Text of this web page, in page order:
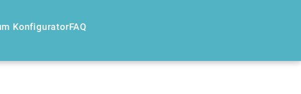
KonfiguratorFAQ